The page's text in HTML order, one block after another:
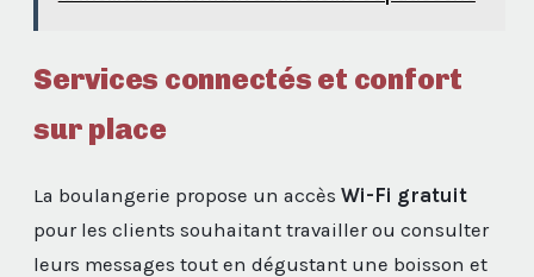
Services connectés et confort
sur place
La boulangerie propose un accès Wi-Fi gratuit
pour les clients souhaitant travailler ou consulter
leurs messages tout en dégustant une boisson et